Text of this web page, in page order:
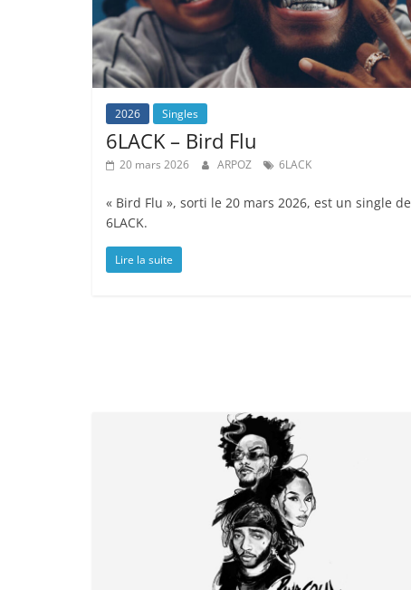
2026 Singles
6LACK – Bird Flu
20 mars 2026 ARPOZ 6LACK
« Bird Flu », sorti le 20 mars 2026, est un single de
6LACK.
Lire la suite